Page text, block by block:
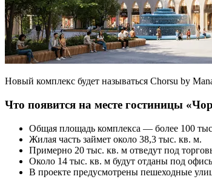
Новый комплекс будет называться Chorsu by
Что появится на месте гостиницы
Общая площадь комплекса — более 100
Жилая часть займет около 38,3 тыс. кв. м.
Примерно 20 тыс. кв. м отведут под
Около 14 тыс. кв. м будут отданы под
В проекте предусмотрены пешеходные